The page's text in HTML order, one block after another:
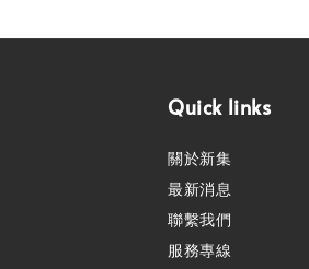
Quick links
關於新集
最新消息
聯繫我們
服務專線